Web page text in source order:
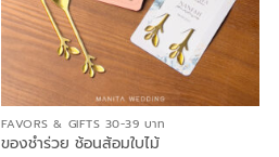
FAVORS & GIFTS 30-39 บาท
ของชำร่วย ช้อนส้อมใบไม้